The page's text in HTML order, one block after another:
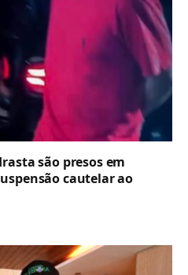
são presos em
cautelar ao